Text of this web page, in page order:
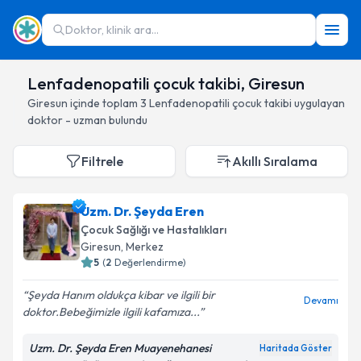
Doktor, klinik ara...
Lenfadenopatili çocuk takibi, Giresun
Giresun içinde toplam 3 Lenfadenopatili çocuk takibi uygulayan
doktor - uzman bulundu
Filtrele Akıllı Sıralama
Uzm. Dr. Şeyda Eren
Çocuk Sağlığı ve Hastalıkları
Giresun, Merkez
5 (2 Değerlendirme)
Şeyda Hanım oldukça kibar ve ilgili bir
doktor.Bebeğimizle ilgili kafamıza...
Devamı
Uzm. Dr. Şeyda Eren Muayenehanesi Haritada Göster